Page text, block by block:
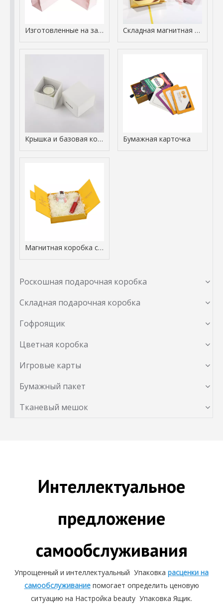
Изготовленные на заказ бумажные сумки для покупок с фабрикой упаковки ручек Складная магнитная коробка
Крышка и базовая коробка Бумажная карточка
Магнитная коробка с двойной дверью
Роскошная подарочная коробка
Складная подарочная коробка
Гофроящик
Цветная коробка
Игровые карты
Бумажный пакет
Тканевый мешок
Интеллектуальное
предложение
самообслуживания
Упрощенный и интеллектуальный Упаковка расценки на
самообслуживаниепомогает определить ценовую
ситуацию на Настройка beauty Упаковка Ящик.